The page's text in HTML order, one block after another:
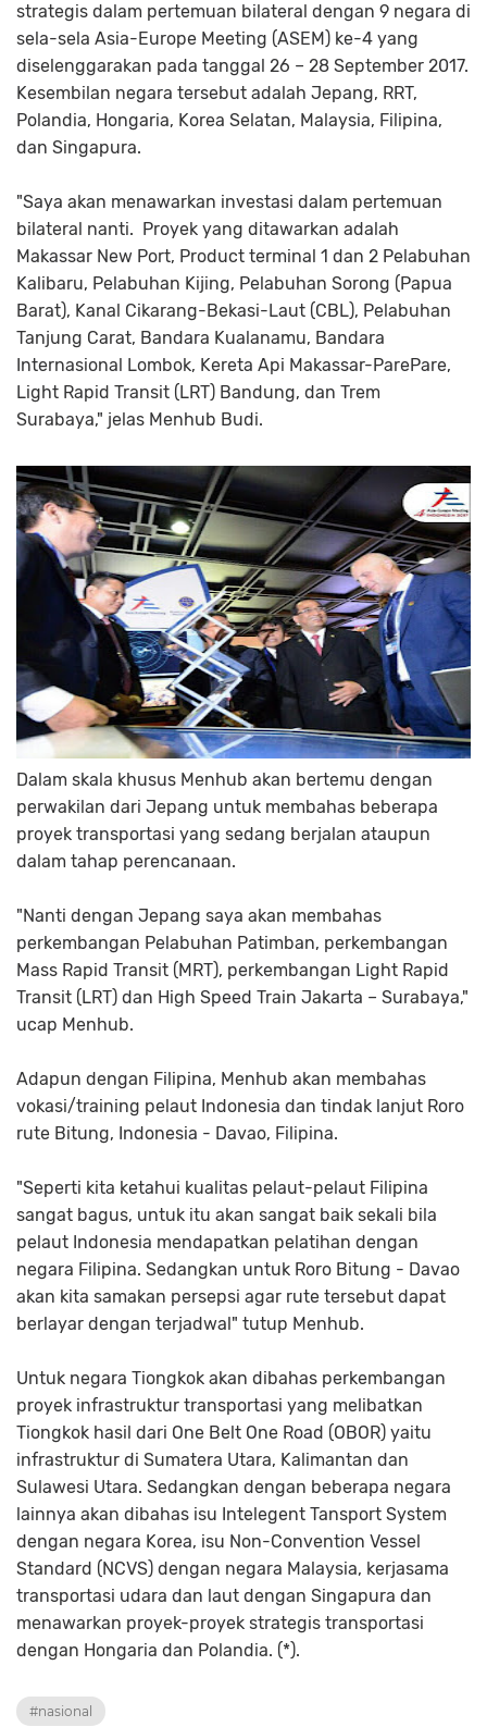
strategis dalam pertemuan bilateral dengan 9 negara di
sela-sela Asia-Europe Meeting (ASEM) ke-4 yang
diselenggarakan pada tanggal 26 – 28 September 2017.
Kesembilan negara tersebut adalah Jepang, RRT,
Polandia, Hongaria, Korea Selatan, Malaysia, Filipina,
dan Singapura.
"Saya akan menawarkan investasi dalam pertemuan
bilateral nanti. Proyek yang ditawarkan adalah
Makassar New Port, Product terminal 1 dan 2 Pelabuhan
Kalibaru, Pelabuhan Kijing, Pelabuhan Sorong (Papua
Barat), Kanal Cikarang-Bekasi-Laut (CBL), Pelabuhan
Tanjung Carat, Bandara Kualanamu, Bandara
Internasional Lombok, Kereta Api Makassar-ParePare,
Light Rapid Transit (LRT) Bandung, dan Trem
Surabaya," jelas Menhub Budi.
Dalam skala khusus Menhub akan bertemu dengan
perwakilan dari Jepang untuk membahas beberapa
proyek transportasi yang sedang berjalan ataupun
dalam tahap perencanaan.
"Nanti dengan Jepang saya akan membahas
perkembangan Pelabuhan Patimban, perkembangan
Mass Rapid Transit (MRT), perkembangan Light Rapid
Transit (LRT) dan High Speed Train Jakarta – Surabaya,"
ucap Menhub.
Adapun dengan Filipina, Menhub akan membahas
vokasi/training pelaut Indonesia dan tindak lanjut Roro
rute Bitung, Indonesia - Davao, Filipina.
"Seperti kita ketahui kualitas pelaut-pelaut Filipina
sangat bagus, untuk itu akan sangat baik sekali bila
pelaut Indonesia mendapatkan pelatihan dengan
negara Filipina. Sedangkan untuk Roro Bitung - Davao
akan kita samakan persepsi agar rute tersebut dapat
berlayar dengan terjadwal" tutup Menhub.
Untuk negara Tiongkok akan dibahas perkembangan
proyek infrastruktur transportasi yang melibatkan
Tiongkok hasil dari One Belt One Road (OBOR) yaitu
infrastruktur di Sumatera Utara, Kalimantan dan
Sulawesi Utara. Sedangkan dengan beberapa negara
lainnya akan dibahas isu Intelegent Tansport System
dengan negara Korea, isu Non-Convention Vessel
Standard (NCVS) dengan negara Malaysia, kerjasama
transportasi udara dan laut dengan Singapura dan
menawarkan proyek-proyek strategis transportasi
dengan Hongaria dan Polandia. (*).
#nasional